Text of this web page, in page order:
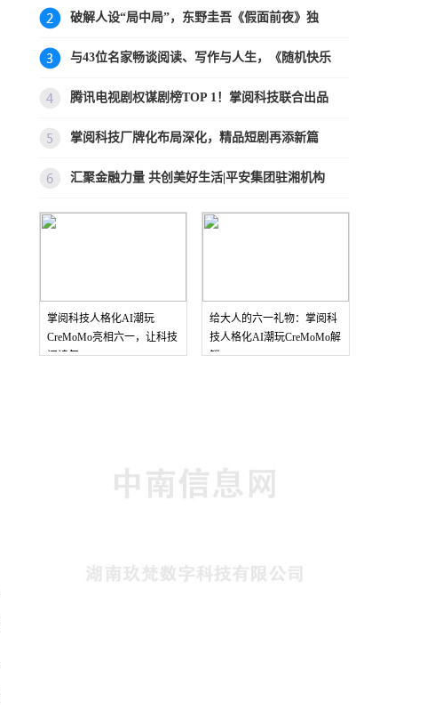
破解人设“局中局”，东野圭吾《假面前夜》独
与43位名家畅谈阅读、写作与人生，《随机快乐
腾讯电视剧权谋剧榜TOP 1！掌阅科技联合出品
掌阅科技厂牌化布局深化，精品短剧再添新篇
汇聚金融力量 共创美好生活|平安集团驻湘机构
掌阅科技人格化AI潮玩
CreMoMo亮相六一，让科技
阅读每
给大人的六一礼物：掌阅科
技人格化AI潮玩CreMoMo解
锁